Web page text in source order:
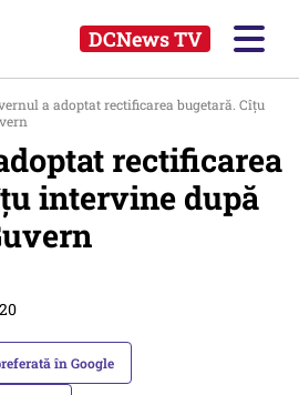
DCNews TV
a adoptat rectificarea bugetară. Cîțu
rectificarea
intervine după
în Google